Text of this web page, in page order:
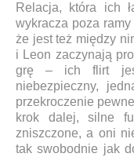
Relacja, która ich
wykracza poza
że jest też między
i Leon zaczynają
grę – ich flirt
niebezpieczny,
przekroczenie
krok dalej, silne
zniszczone, a oni
tak swobodnie jak